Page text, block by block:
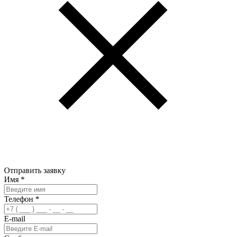
Отправить заявку
Имя *
Телефон *
E-mail